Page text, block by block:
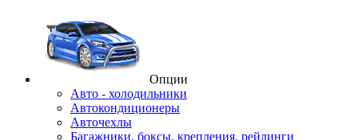
Опции
Авто - холодильники
Автокондиционеры
Авточехлы
Багажники, боксы, крепления, рейлинги